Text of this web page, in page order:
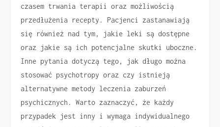
czasem trwania terapii oraz możliwością
przedłużenia recepty. Pacjenci zastanawiają
się również nad tym, jakie leki są dostępne
oraz jakie są ich potencjalne skutki uboczne.
Inne pytania dotyczą tego, jak długo można
stosować psychotropy oraz czy istnieją
alternatywne metody leczenia zaburzeń
psychicznych. Warto zaznaczyć, że każdy
przypadek jest inny i wymaga indywidualnego